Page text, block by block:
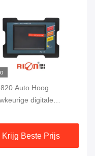
Auto Hoog
digitale
Grade
Krijg Beste Prijs